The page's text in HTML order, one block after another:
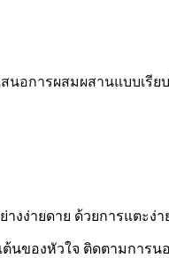
อการผสมผสานแบบเรีย
งง่ายดาย ด้วยการแตะง่า
นของหัวใจ ติดตามการ